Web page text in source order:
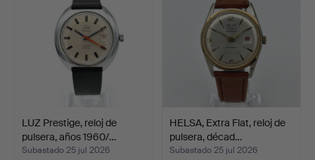
LUZ Prestige, reloj de
pulsera, años 1960/…
Subastado 25 jul 2026
HELSA, Extra Flat, reloj de
pulsera, décad…
Subastado 25 jul 2026